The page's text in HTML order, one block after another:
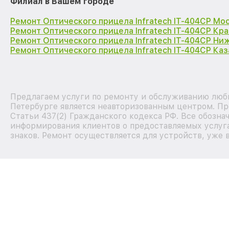
Ремонт Оптического прицела Infratech IT-404CP
Ремонт Оптического прицела Infratech IT-404CP
Ремонт Оптического прицела Infratech IT-404CP
Ремонт Оптического прицела Infratech IT-404CP
Предлагаем услуги по ремонту и обслуживанию
Петербурге является неавторизованным центром.
Статьи 437(2) Гражданского кодекса РФ. Все
информирования клиентов о предоставляемых
знаков. Ремонт осуществляется для устройств,